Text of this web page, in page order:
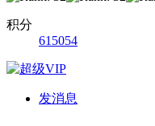
积分
615054
发消息